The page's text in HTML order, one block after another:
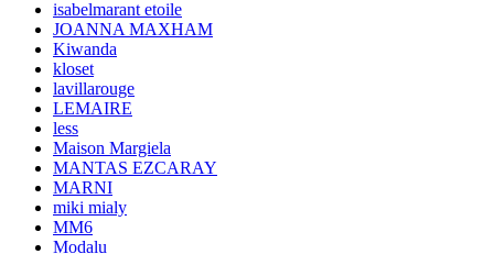
isabelmarant etoile
JOANNA MAXHAM
Kiwanda
kloset
lavillarouge
LEMAIRE
less
Maison Margiela
MANTAS EZCARAY
MARNI
miki mialy
MM6
Modalu